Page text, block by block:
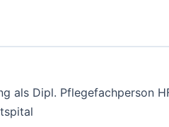
als Dipl. Pflegefachperson